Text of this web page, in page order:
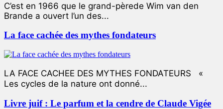
C’est en 1966 que le grand-pèrede Wim van den
Brande a ouvert l’un des...
La face cachée des mythes fondateurs
LA FACE CACHEE DES MYTHES FONDATEURS «
Les cycles de la nature ont donné...
Livre juif : Le parfum et la cendre de Claude Vigée